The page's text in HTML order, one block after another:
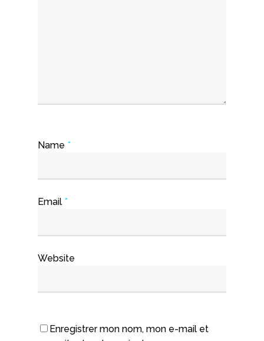
Name *
Email *
Website
Enregistrer mon nom, mon e-mail et